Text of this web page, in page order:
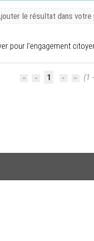
le résultat dans votre
pour l'engagement
1 (1